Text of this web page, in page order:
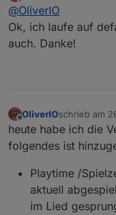
arbeite,
Aber nur
Offline
@OliverIO
Ok, ich laufe auf
auch. Danke!
Offline
OliverIOschrieb am
zuletzt
heute habe ich die
folgendes ist
Playtime /
aktuell
im Lied